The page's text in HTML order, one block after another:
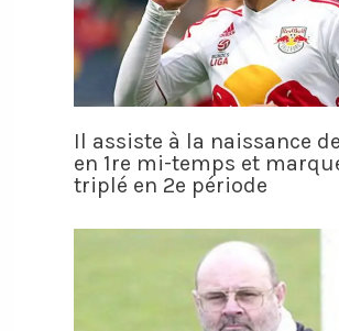
Il assiste à la naissance
en 1re mi-temps et
triplé en 2e période